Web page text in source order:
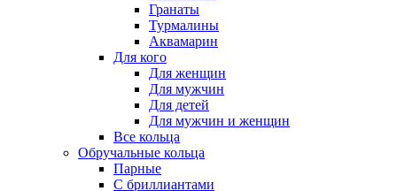
Гранаты
Турмалины
Аквамарин
Для кого
Для женщин
Для мужчин
Для детей
Для мужчин и женщин
Все кольца
Обручальные кольца
Парные
С бриллиантами